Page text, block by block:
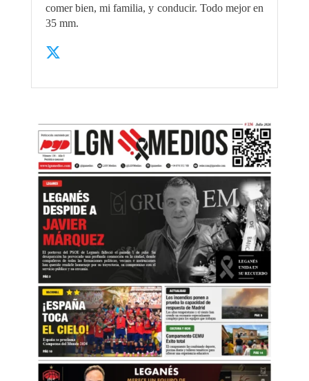
comer bien, mi familia, y conducir. Todo mejor en
35 mm.